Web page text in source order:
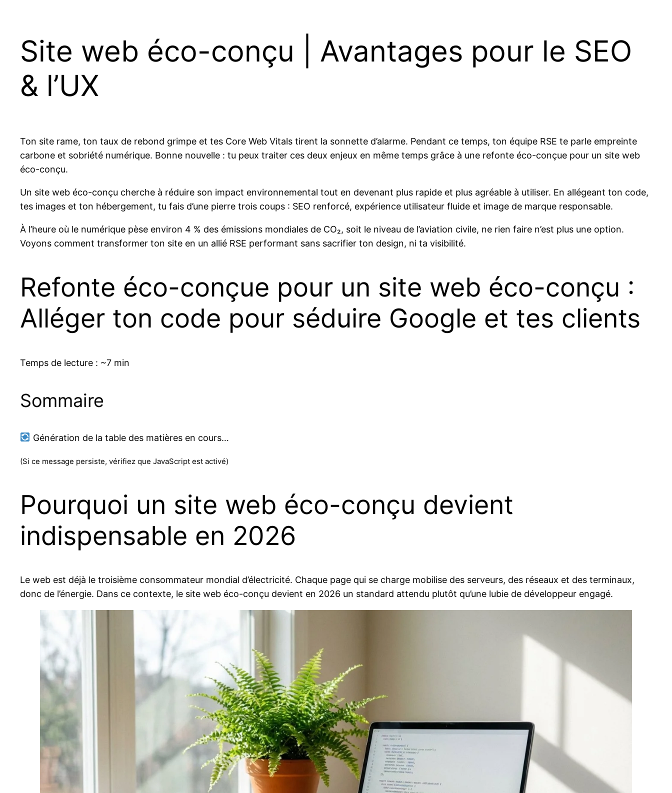
Site web éco-conçu | Avantages pour le SEO
& l’UX
Ton site rame, ton taux de rebond grimpe et tes Core Web Vitals tirent la sonnette d’alarme. Pendant ce temps, ton équipe RSE te parle empreinte
carbone et sobriété numérique. Bonne nouvelle : tu peux traiter ces deux enjeux en même temps grâce à une refonte éco-conçue pour un site web
éco-conçu.
Un site web éco-conçu cherche à réduire son impact environnemental tout en devenant plus rapide et plus agréable à utiliser. En allégeant ton code,
tes images et ton hébergement, tu fais d’une pierre trois coups : SEO renforcé, expérience utilisateur fluide et image de marque responsable.
À l’heure où le numérique pèse environ 4 % des émissions mondiales de CO₂, soit le niveau de l’aviation civile, ne rien faire n’est plus une option.
Voyons comment transformer ton site en un allié RSE performant sans sacrifier ton design, ni ta visibilité.
Refonte éco-conçue pour un site web éco-conçu :
Alléger ton code pour séduire Google et tes clients
Temps de lecture : ~7 min
Sommaire
Génération de la table des matières en cours…
(Si ce message persiste, vérifiez que JavaScript est activé)
Pourquoi un site web éco-conçu devient
indispensable en 2026
Le web est déjà le troisième consommateur mondial d’électricité. Chaque page qui se charge mobilise des serveurs, des réseaux et des terminaux,
donc de l’énergie. Dans ce contexte, le site web éco-conçu devient en 2026 un standard attendu plutôt qu’une lubie de développeur engagé.